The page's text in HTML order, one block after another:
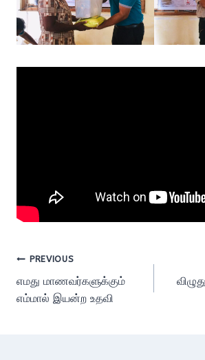
Post
navigation
PREVIOUS
எமது மாணவர்களுக்கும்
எம்மால் இயன்ற உதவி